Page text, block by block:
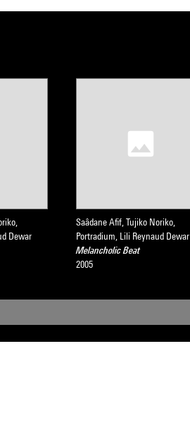
Dewar
Saâdane Afif, Tujiko Noriko,
Portradium, Lili Reynaud Dewar
Melancholic Beat
2005